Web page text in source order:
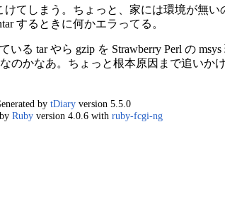
てしまう。ちょっと、家には環境が無
するときに何かエラってる。
いる tar やら gzip を Strawberry Perl の
かなあ。ちょっと根本原因まで追いか
by tDiaryversion 5.5.0
Ruby version 4.0.6 with ruby-fcgi-ng